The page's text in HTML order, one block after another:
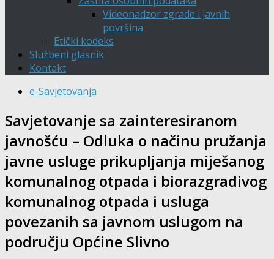
Videonadzor zgrade i javnih
površina
Etički kodeks
Službeni glasnik
Kontakt
e-Savjetovanja
Savjetovanje sa zainteresiranom
javnošću – Odluka o načinu pružanja
javne usluge prikupljanja miješanog
komunalnog otpada i biorazgradivog
komunalnog otpada i usluga
povezanih sa javnom uslugom na
području Općine Slivno